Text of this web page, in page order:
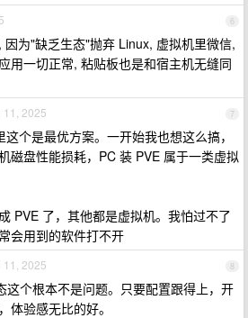
6
为"缺乏生态"抛弃 Linux, 虚拟机里微信,
用一切正常, 粘贴板也是和宿主机无缝同
7
11, 2025
这个是最优方案。一开始我也想这么搞，
磁盘性能损耗，PC 装 PVE 属于一类虚拟
PVE 了，其他都是虚拟机。我怕过不了
会用到的软件打不开
8
11, 2025
这个根本不是问题。只要配置跟得上，开
体验感无比的好。